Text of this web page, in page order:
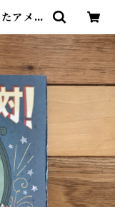
アメリ
ィ(文),
スト),
九鬼町
庫